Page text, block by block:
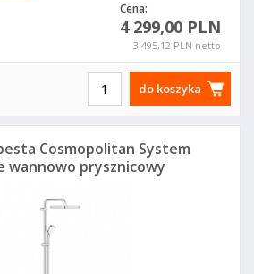
Cena:
4 299,00 PLN
3 495,12 PLN netto
do koszyka
Cosmopolitan System
wannowo prysznicowy